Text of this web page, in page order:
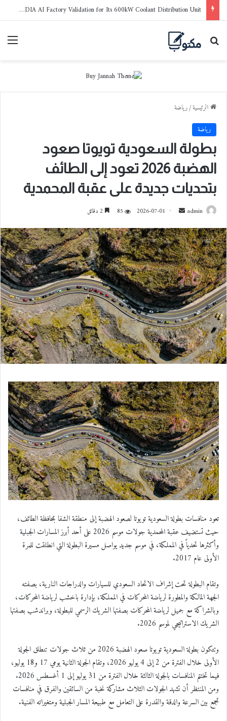
LG Electronics Earns NVIDIA AI Factory Validation for Its 600kW Coolant Distribution Unit
بحث عن
الرئيسية/رياضة
رياضة
بطولة السعودية تويوتا صعود
الهضبة 2026 تعود إلى الطائف
بتحديات جديدة على عقبة المحمدية
admin
س
ل
ب
ر
ي
د
ا
إ
ل
ك
ت
و
ن
ي
ا
2026-07-01
85
تعود منافسات بطولة السعودية تويوتا لصعود الهضبة إلى منطقة الشفا بمحافظة الطائف،
حيث تستضيف عقبة المحمدية جولات موسم 2026 على أحد أبرز المسارات الجبلية
وأكثرها تحدياً في المملكة، في موسم جديد يواصل مسيرة البطولة التي انطلقت للمرة
الأولى عام 2017.
وتقام البطولة تحت إشراف الاتحاد السعودي للسيارات والدراجات النارية، بصفته
الجهة المالكة والمطورة لرياضة المحركات في المملكة، بإدارة باخشب لرياضة المحركات،
وبالشراكة مع جميل لرياضة المحركات بصفتها الشريك الرسمي للبطولة، وبراندشب بصفتها
الشريك الاستراتيجي لموسم 2026.
وتتكون بطولة السعودية تويوتا صعود الهضبة 2026 من ثلاث جولات تنطلق الجولة
الأولى خلال الفترة من 2 إلى 4 يوليو 2026، وتقام الجولة الثانية يومي 17 و18 يوليو،
فيما تختتم المنافسات بالجولة الثالثة خلال الفترة من 31 يوليو إلى 1 أغسطس 2026.
ومن المنتظر أن تشهد الجولات الثلاث مشاركة نخبة من السائقين والفرق في منافسات
تجمع بين السرعة والدقة والقدرة على التعامل مع طبيعة المسار الجبلية ومتغيراته الفنية.